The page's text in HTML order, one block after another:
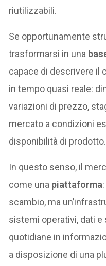
riutilizzabili.
Se opportunamente
trasformarsi in una
capace di descrivere il
in tempo quasi reale:
variazioni di prezzo,
mercato a condizioni
disponibilità di prodotto.
In questo senso, il
come una piattaforma
scambio, ma
sistemi operativi, dati
quotidiane in
a disposizione di una